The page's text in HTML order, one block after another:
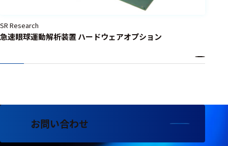
SR Research
急速眼球運動解析装置 ハードウェアオプション
お問い合わせ